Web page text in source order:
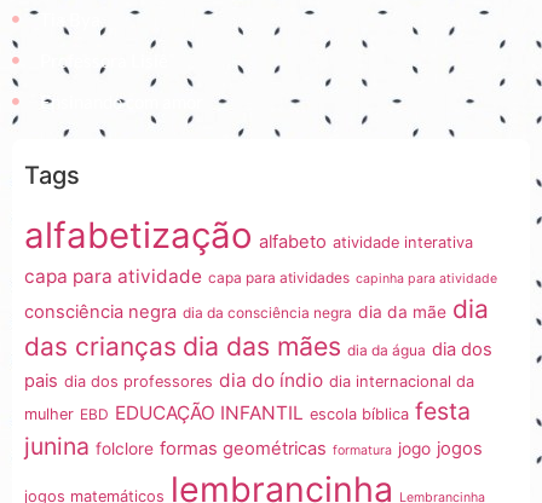
Professora Lisiê
Ensinando com amor
Tags
alfabetização alfabeto atividade interativa
capa para atividade capa para atividades capinha para atividade
consciência negra dia da consciência negra dia da mãe dia
das crianças dia das mães dia da água dia dos
pais dia dos professores dia do índio dia internacional da
mulher EBD EDUCAÇÃO INFANTIL escola bíblica festa
junina folclore formas geométricas formatura jogo jogos
jogos matemáticos lembrancinha Lembrancinha